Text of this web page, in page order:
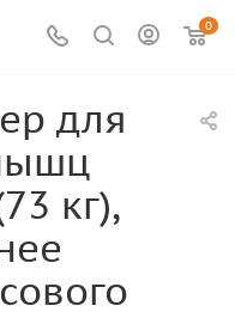
0
для
кг),